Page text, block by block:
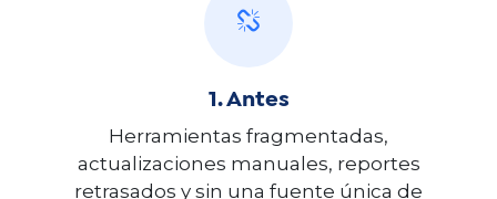
1. Antes
Herramientas fragmentadas,
actualizaciones manuales, reportes
retrasados y sin una fuente única de